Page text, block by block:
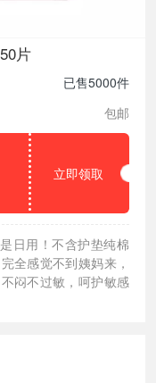
片
已售5000件
包邮
立即领取
日用！不含护垫纯棉
全感觉不到姨妈来，
闷不过敏，呵护敏感